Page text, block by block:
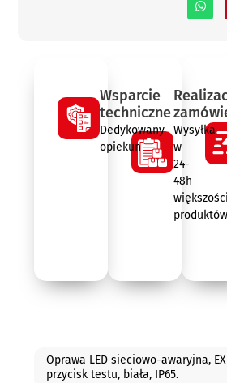
Wsparcie
techniczne
Dedykowany
opiekun
Wysyłka
w
24-
48h
większości
produktów
Oprawa LED sieciowo-awaryjna,
przycisk testu, biała, IP65.